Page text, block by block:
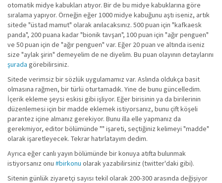
otomatik midye kabukları atıyor. Bir de bu midye kabuklarına göre
sıralama yapıyor. Örneğin eğer 1000 midye kabuğunu aştı iseniz, artık
sitede "üstad mamut" olarak anılacaksınız. 500 puan için "kafkaesk
panda", 200 puana kadar "bionik tavşan", 100 puan için "ağır penguen"
ve 50 puan için de "ağır penguen" var. Eğer 20 puan ve altında iseniz
size "aylak şirin" demeyelim de ne diyelim. Bu puan olayının detaylarını
şurada görebilirsiniz.
Sitede verimsiz bir sözlük uygulamamız var. Aslında oldukça basit
olmasına rağmen, bir türlü oturtamadık. Yine de bunu güncelledim.
İçerik ekleme şeysi eskisi gibi işliyor. Eğer birisinin ya da birilerinin
düzenlemesi için bir madde eklemek istiyorsanız, bunu çift köşeli
parantez içine almanız gerekiyor. Bunu illa elle yapmanız da
gerekmiyor, editor bölümünde "" işareti, seçtiğiniz kelimeyi "madde"
olarak işaretleyecek. Tekrar hatırlatayım dedim.
Ayrıca eğer canlı yayın bölümünde bir konuya atıfta bulunmak
istiyorsanız onu #birkonu olarak yazabilirsiniz (twitter'daki gibi).
Sitenin günlük ziyaretçi sayısı tekil olarak 200-300 arasında değişiyor